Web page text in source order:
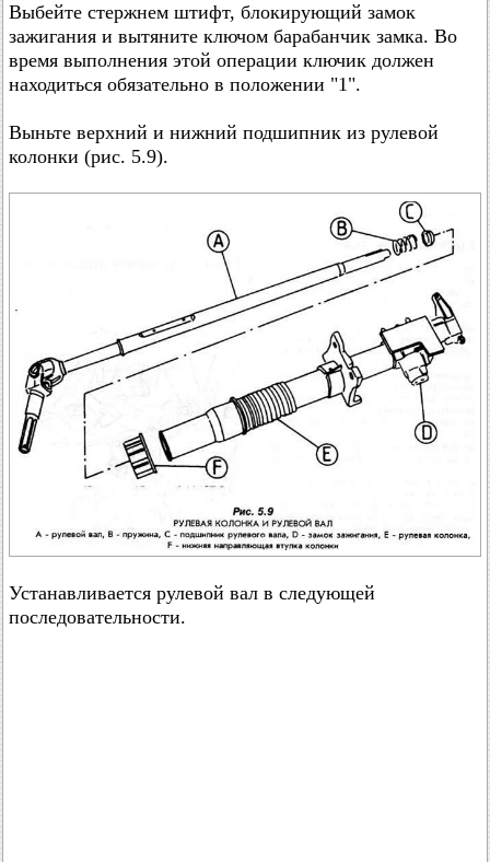
Выбейте стержнем штифт, блокирующий замок
зажигания и вытяните ключом барабанчик замка. Во
время выполнения этой операции ключик должен
находиться обязательно в положении "1".
Выньте верхний и нижний подшипник из рулевой
колонки (рис. 5.9).
Устанавливается рулевой вал в следующей
последовательности.